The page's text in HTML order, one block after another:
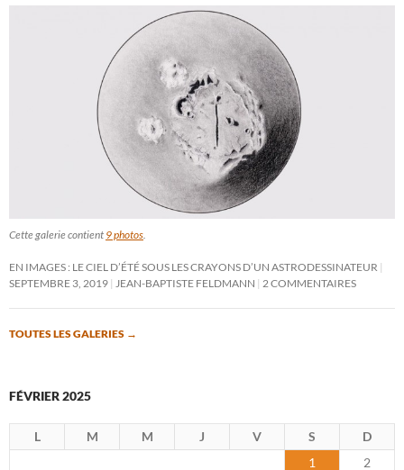
Cette galerie contient 9 photos
EN IMAGES : LE CIEL D’ÉTÉ SOUS LES CRAYONS D’UN ASTRODESSINATEUR
SEPTEMBRE 3, 2019
JEAN-BAPTISTE FELDMANN 2 COMMENTAIRES
TOUTES LES GALERIES →
FÉVRIER 2025
L M M J V S
D
1
2